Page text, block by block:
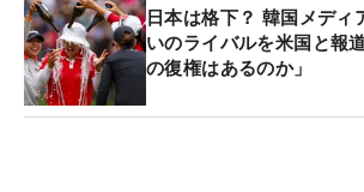
日本は格下？ 韓国メディ
いのライバルを米国と報
の復権はあるのか」